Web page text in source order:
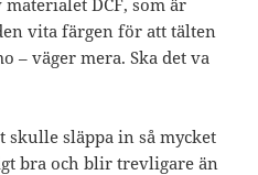
vita färgen för att tälten
– väger mera. Ska det va
skulle släppa in så mycket
bra och blir trevligare än